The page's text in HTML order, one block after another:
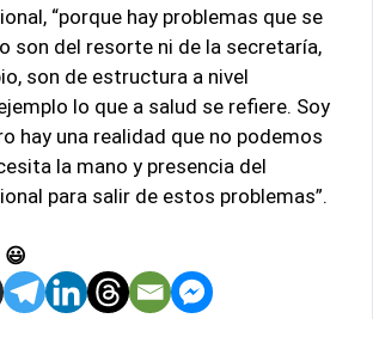
“porque hay problemas que se
son del resorte ni de la secretaría,
son de estructura a nivel
lo que a salud se refiere. Soy
hay una realidad que no podemos
la mano y presencia del
para salir de estos problemas”.
😃